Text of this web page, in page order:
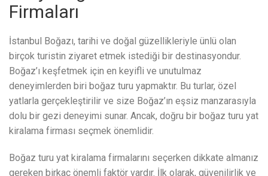
Firmaları
İstanbul Boğazı, tarihi ve doğal güzellikleriyle ünlü olan
birçok turistin ziyaret etmek istediği bir destinasyondur.
Boğaz’ı keşfetmek için en keyifli ve unutulmaz
deneyimlerden biri boğaz turu yapmaktır. Bu turlar, özel
yatlarla gerçekleştirilir ve size Boğaz’ın eşsiz manzarasıyla
dolu bir gezi deneyimi sunar. Ancak, doğru bir boğaz turu yat
kiralama firması seçmek önemlidir.
Boğaz turu yat kiralama firmalarını seçerken dikkate almanız
gereken birkaç önemli faktör vardır. İlk olarak, güvenilirlik ve